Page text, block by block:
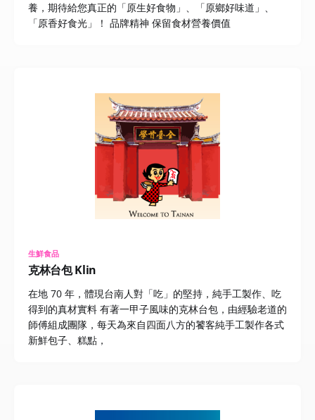
養，期待給您真正的「原生好食物」、「原鄉好味道」、
「原香好食光」！ 品牌精神 保留食材營養價值
生鮮食品
克林台包 Klin
在地 70 年，體現台南人對「吃」的堅持，純手工製作、吃
得到的真材實料 有著一甲子風味的克林台包，由經驗老道的
師傅組成團隊，每天為來自四面八方的饕客純手工製作各式
新鮮包子、糕點，